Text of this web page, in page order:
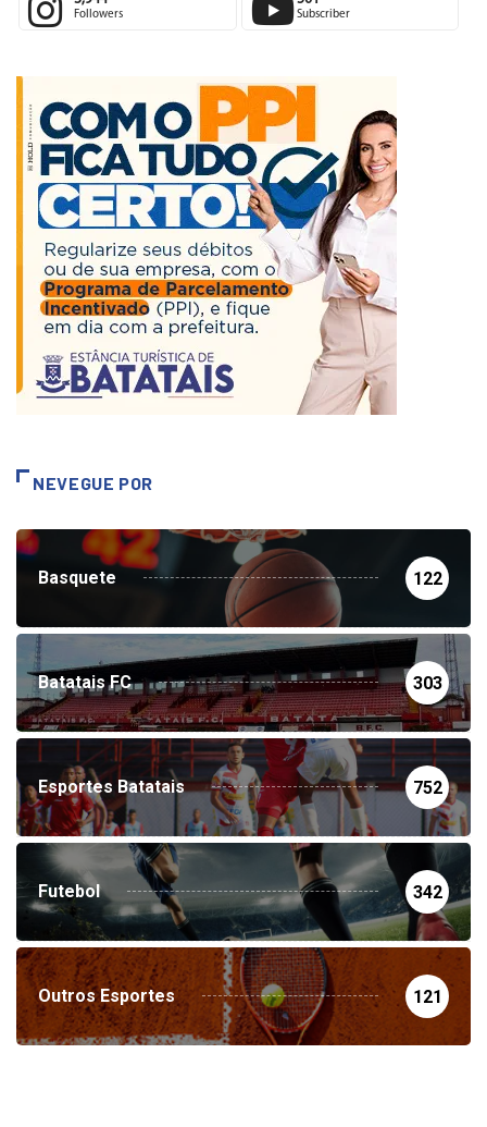
3,944 501
NEVEGUE POR
Basquete 122
Batatais FC 303
Esportes Batatais 752
Futebol 342
Outros Esportes 121